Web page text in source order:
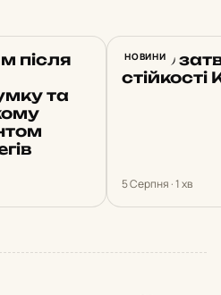
після
та
НОВИНИ
РНБО
стійкості
5 Серпня · 1 хв